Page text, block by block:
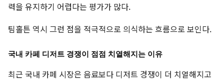
력을 유지하기 어렵다는 평가가 많다.
팀홀튼 역시 그런 점을 적극적으로 의식하는 흐름으로 보인다.
국내 카페 디저트 경쟁이 점점 치열해지는 이유
최근 국내 카페 시장은 음료보다 디저트 경쟁이 더 치열해지고